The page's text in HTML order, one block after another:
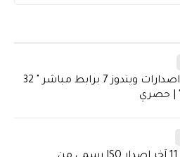
تحميل جميع اصدارات ويندوز 7 برابط مباشر " 32